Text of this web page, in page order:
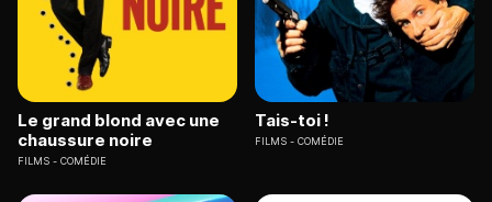
Le grand blond avec une
chaussure noire
FILMS COMÉDIE
Tais-toi !
FILMS COMÉDIE